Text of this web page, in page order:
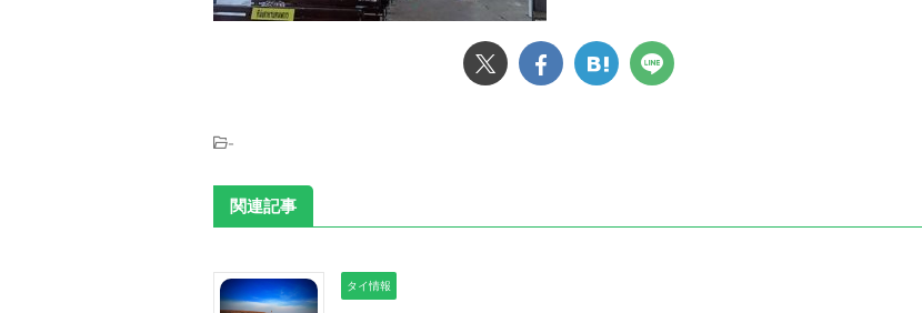
-
関連記事
タイ情報